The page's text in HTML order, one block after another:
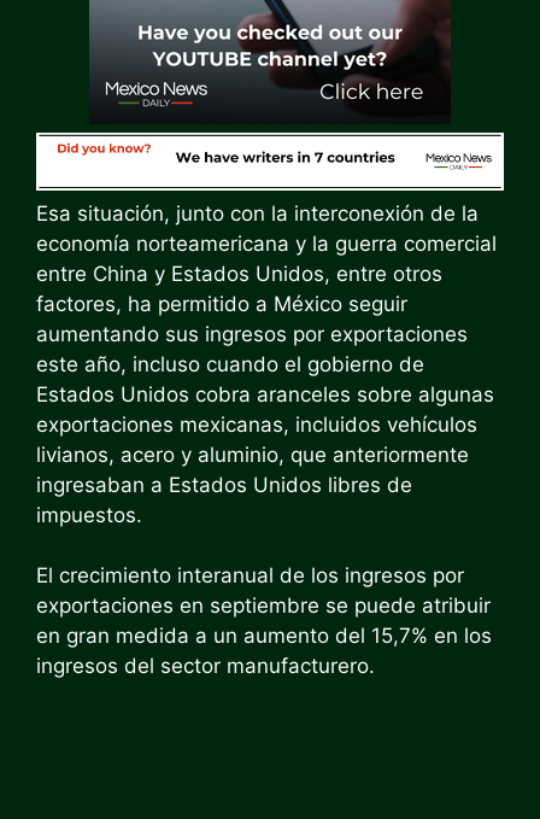
Esa situación, junto con la interconexión de la
economía norteamericana y la guerra comercial
entre China y Estados Unidos, entre otros
factores, ha permitido a México seguir
aumentando sus ingresos por exportaciones
este año, incluso cuando el gobierno de
Estados Unidos cobra aranceles sobre algunas
exportaciones mexicanas, incluidos vehículos
livianos, acero y aluminio, que anteriormente
ingresaban a Estados Unidos libres de
impuestos.
El crecimiento interanual de los ingresos por
exportaciones en septiembre se puede atribuir
en gran medida a un aumento del 15,7% en los
ingresos del sector manufacturero.